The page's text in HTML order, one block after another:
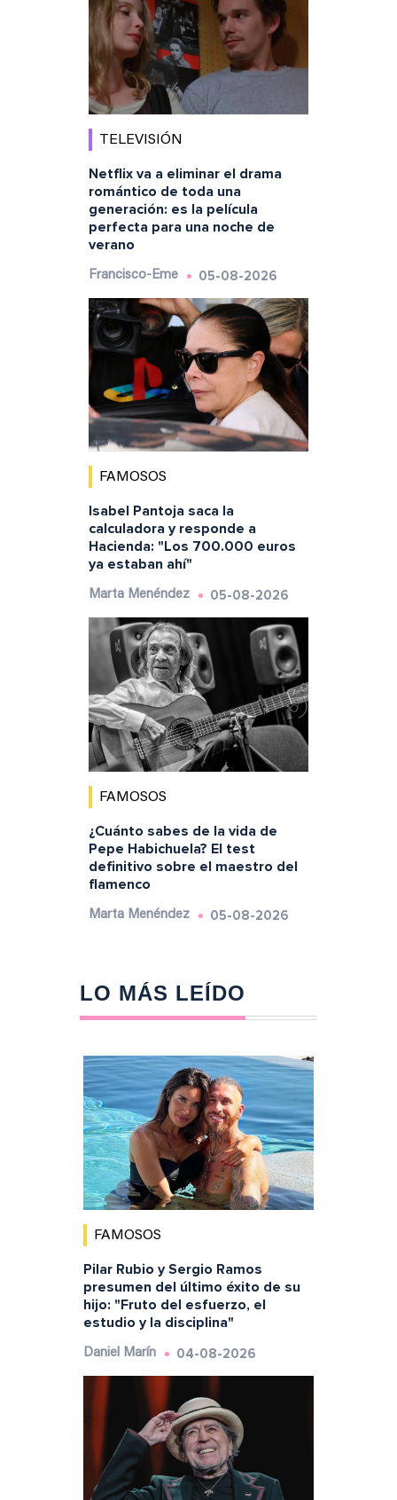
TELEVISIÓN
Netflix va a eliminar el drama
romántico de toda una
generación: es la película
perfecta para una noche de
verano
Francisco-Eme 05-08-2026
FAMOSOS
Isabel Pantoja saca la
calculadora y responde a
Hacienda: "Los 700.000 euros
ya estaban ahí"
Marta Menéndez 05-08-2026
FAMOSOS
¿Cuánto sabes de la vida de
Pepe Habichuela? El test
definitivo sobre el maestro del
flamenco
Marta Menéndez 05-08-2026
LO MÁS LEÍDO
FAMOSOS
Pilar Rubio y Sergio Ramos
presumen del último éxito de su
hijo: "Fruto del esfuerzo, el
estudio y la disciplina"
Daniel Marín 04-08-2026